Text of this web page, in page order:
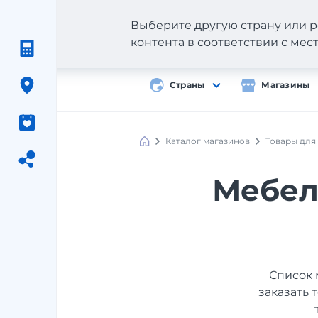
Страны Магазины
Выберите другую страну или
контента в соответствии с
Каталог магазинов Товары
Список
заказать